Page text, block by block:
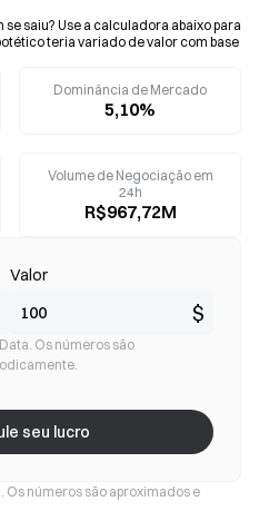
saiu? Use a calculadora abaixo para
teria variado de valor com base
Dominância de Mercado
5,10%
Volume de Negociação em
24h
R$967,72M
Valor
$
Os números são
seu lucro
Os números são aproximados e